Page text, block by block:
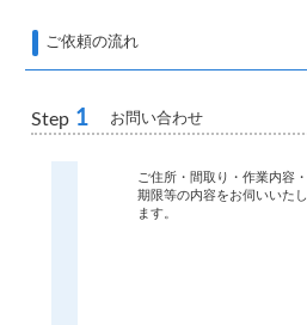
ご依頼の流れ
Step 1 お問い合わせ
ご住所・間取り・作業内容・
期限等の内容をお伺いいたし
ます。